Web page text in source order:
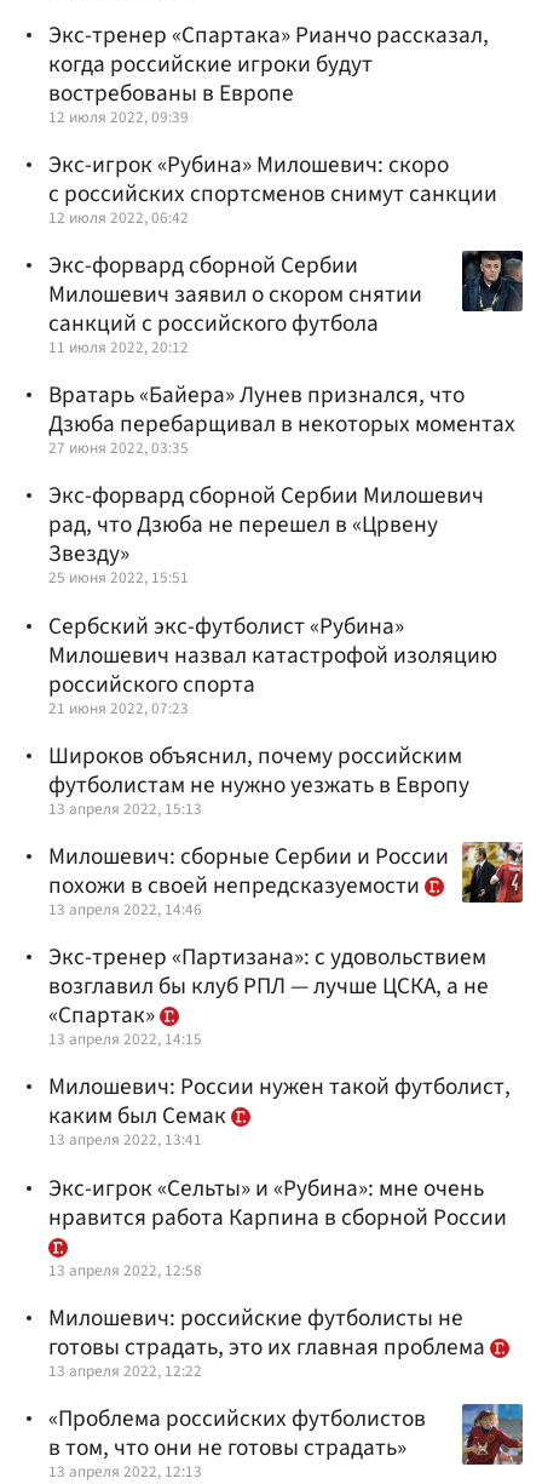
Экс-тренер «Спартака» Рианчо рассказал,
когда российские игроки будут
востребованы в Европе
12 июля 2022, 09:39
Экс-игрок «Рубина» Милошевич: скоро
с российских спортсменов снимут санкции
12 июля 2022, 06:42
Экс-форвард сборной Сербии
Милошевич заявил о скором снятии
санкций с российского футбола
11 июля 2022, 20:12
Вратарь «Байера» Лунев признался, что
Дзюба перебарщивал в некоторых моментах
27 июня 2022, 03:35
Экс-форвард сборной Сербии Милошевич
рад, что Дзюба не перешел в «Црвену
Звезду»
25 июня 2022, 15:51
Сербский экс-футболист «Рубина»
Милошевич назвал катастрофой изоляцию
российского спорта
21 июня 2022, 07:23
Широков объяснил, почему российским
футболистам не нужно уезжать в Европу
13 апреля 2022, 15:13
Милошевич: сборные Сербии и России
похожи в своей непредсказуемости
13 апреля 2022, 14:46
Экс-тренер «Партизана»: с удовольствием
возглавил бы клуб РПЛ — лучше ЦСКА, а не
«Спартак»
13 апреля 2022, 14:15
Милошевич: России нужен такой футболист,
каким был Семак
13 апреля 2022, 13:41
Экс-игрок «Сельты» и «Рубина»: мне очень
нравится работа Карпина в сборной России
13 апреля 2022, 12:58
Милошевич: российские футболисты не
готовы страдать, это их главная проблема
13 апреля 2022, 12:22
«Проблема российских футболистов
в том, что они не готовы страдать»
13 апреля 2022, 12:13